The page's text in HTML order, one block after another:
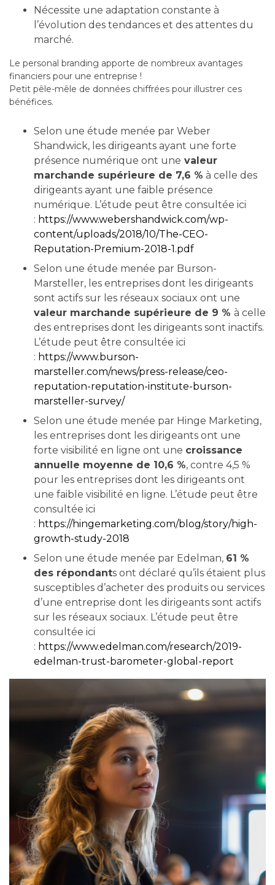
Nécessite une adaptation constante à
l’évolution des tendances et des attentes du
marché.
Le personal branding apporte de nombreux avantages
financiers pour une entreprise !
Petit pêle-mêle de données chiffrées pour illustrer ces
bénéfices.
Selon une étude menée par Weber
Shandwick, les dirigeants ayant une forte
présence numérique ont une valeur
marchande supérieure de 7,6 % à celle des
dirigeants ayant une faible présence
numérique. L’étude peut être consultée ici
: https://www.webershandwick.com/wp-
content/uploads/2018/10/The-CEO-
Reputation-Premium-2018-1.pdf
Selon une étude menée par Burson-
Marsteller, les entreprises dont les dirigeants
sont actifs sur les réseaux sociaux ont une
valeur marchande supérieure de 9 % à celle
des entreprises dont les dirigeants sont inactifs.
L’étude peut être consultée ici
: https://www.burson-
marsteller.com/news/press-release/ceo-
reputation-reputation-institute-burson-
marsteller-survey/
Selon une étude menée par Hinge Marketing,
les entreprises dont les dirigeants ont une
forte visibilité en ligne ont une croissance
annuelle moyenne de 10,6 %, contre 4,5 %
pour les entreprises dont les dirigeants ont
une faible visibilité en ligne. L’étude peut être
consultée ici
: https://hingemarketing.com/blog/story/high-
growth-study-2018
Selon une étude menée par Edelman, 61 %
des répondants ont déclaré qu’ils étaient plus
susceptibles d’acheter des produits ou services
d’une entreprise dont les dirigeants sont actifs
sur les réseaux sociaux. L’étude peut être
consultée ici
: https://www.edelman.com/research/2019-
edelman-trust-barometer-global-report